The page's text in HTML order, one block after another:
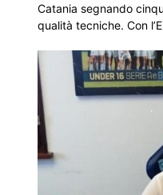
Catania segnando
qualità tecniche. Con